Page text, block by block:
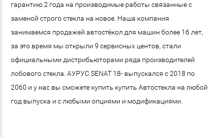
гарантию 2 года на производимые работы связанные с
заменой строго стекла на новое. Наша компания
занимаемся продажей автостёкол для машин более 16 лет,
за это время мы открыли 9 сервисных центов, стали
официальными дистрибьюторами ряда производителей
лобового стекла. АУРУС SENAT 18- выпускался с 2018 по
2060 и у нас вы сможете купить купить Автостекла на любой
год выпуска и с любыми опциями и модификациями.